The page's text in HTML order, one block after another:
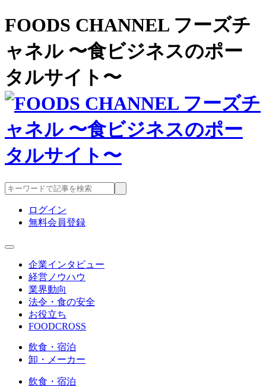
FOODS CHANNEL フーズチ
ャネル 〜食ビジネスのポー
タルサイト〜
ログイン
無料会員登録
企業インタビュー
経営ノウハウ
業界動向
法令・食の安全
お役立ち
FOODCROSS
飲食・宿泊
卸・メーカー
飲食・宿泊